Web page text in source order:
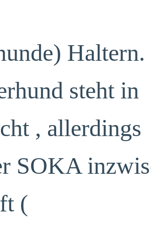
Haltern.
steht in
, allerdings
SOKA
(